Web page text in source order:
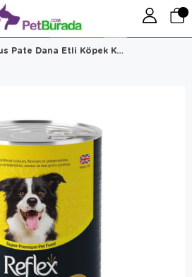
Reflex Plus Pate Dana Etli Köpek Konservesi 400 Gr